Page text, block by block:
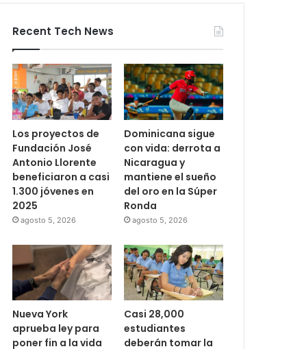
Recent Tech News
Los proyectos de
Fundación José
Antonio Llorente
beneficiaron a casi
1.300 jóvenes en
2025
agosto 5, 2026
Dominicana sigue
con vida: derrota a
Nicaragua y
mantiene el sueño
del oro en la Súper
Ronda
agosto 5, 2026
Nueva York
aprueba ley para
poner fin a la vida
Casi 28,000
estudiantes
deberán tomar la